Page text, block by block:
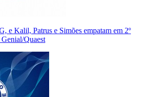
e Kalil, Patrus e Simões empatam em 2º
Quaest